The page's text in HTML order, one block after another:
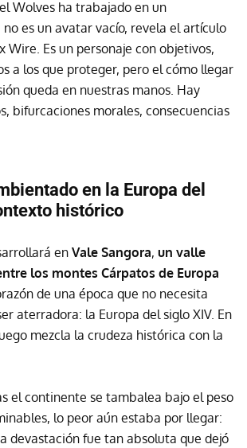
Wolves ha trabajado en un
es un avatar vacío, revela el artículo
Wire. Es un personaje con objetivos,
a los que proteger, pero el cómo llegar
queda en nuestras manos. Hay
bifurcaciones morales, consecuencias
en la Europa del
histórico
en Vale Sangora, un valle
los montes Cárpatos de Europa
de una época que no necesita
aterradora: la Europa del siglo XIV. En
mezcla la crudeza histórica con la
el continente se tambalea bajo el peso
lo peor aún estaba por llegar:
devastación fue tan absoluta que dejó